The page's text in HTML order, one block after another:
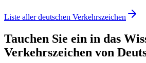
Liste aller deutschen Verkehrszeichen
Tauchen Sie ein in das
Verkehrszeichen von